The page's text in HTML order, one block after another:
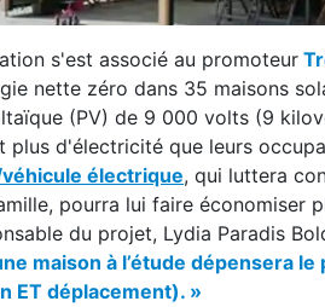
s'est associé au promoteur
nette zéro dans 35 maisons
(PV) de 9 000 volts (9
plus d'électricité que leurs
électrique, qui luttera
pourra lui faire économiser
du projet, Lydia Paradis
maison à l’étude dépensera
ET déplacement). »